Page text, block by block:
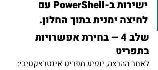
ישירות ב-PowerShell עם
לחיצה ימנית בתוך החלון.
שלב 4 — בחירת אפשרויות
בתפריט
לאחר ההרצה, יופיע תפריט אינטראקטיבי: